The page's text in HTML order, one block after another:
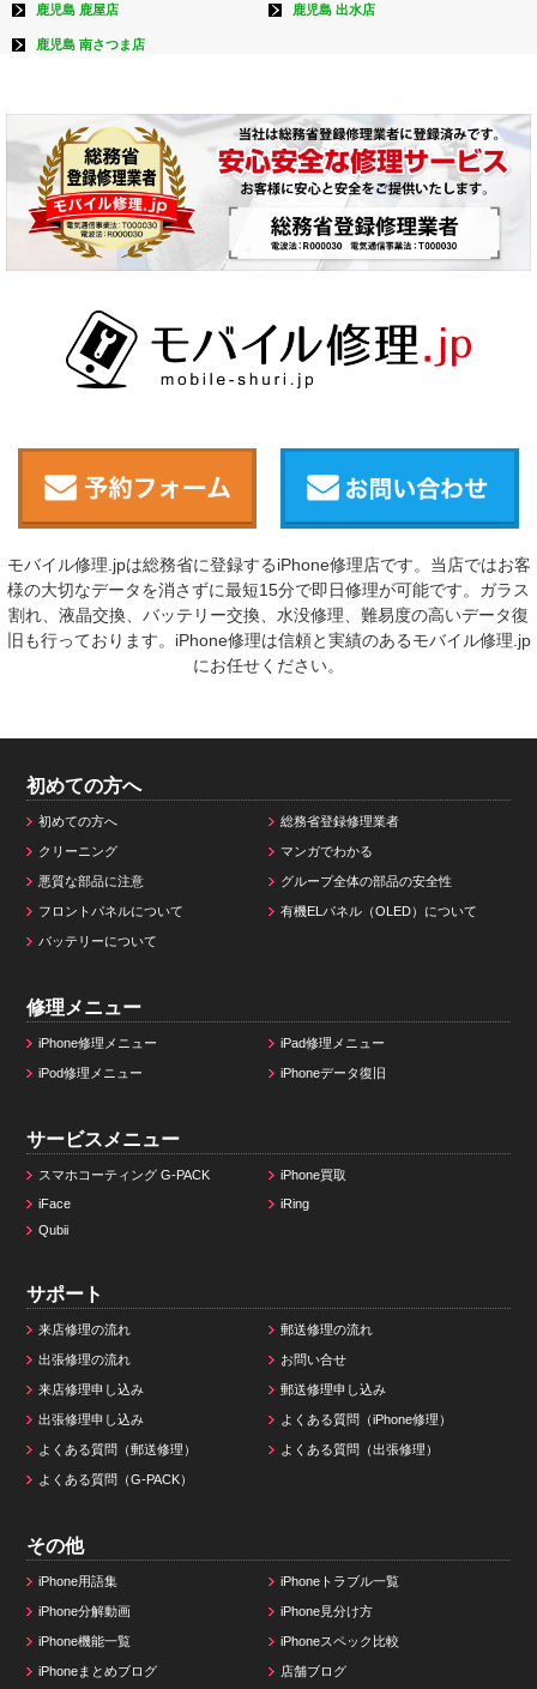
鹿児島 鹿屋店 鹿児島 出水店
鹿児島 南さつま店
モバイル修理.jpは総務省に登録するiPhone修理店です。当店ではお客
様の大切なデータを消さずに最短15分で即日修理が可能です。ガラス
割れ、液晶交換、バッテリー交換、水没修理、難易度の高いデータ復
旧も行っております。iPhone修理は信頼と実績のあるモバイル修理.jp
にお任せください。
初めての方へ
初めての方へ 総務省登録修理業者
クリーニング マンガでわかる
悪質な部品に注意 グループ全体の部品の安全性
フロントパネルについて 有機ELパネル（OLED）について
バッテリーについて
修理メニュー
iPhone修理メニュー iPad修理メニュー
iPod修理メニュー iPhoneデータ復旧
サービスメニュー
スマホコーティング G-PACK
iPhone買取
iFace
iRing
Qubii
サポート
来店修理の流れ 郵送修理の流れ
出張修理の流れ お問い合せ
来店修理申し込み 郵送修理申し込み
出張修理申し込み よくある質問（iPhone修理）
よくある質問（郵送修理） よくある質問（出張修理）
よくある質問（G-PACK）
その他
iPhone用語集 iPhoneトラブル一覧
iPhone分解動画 iPhone見分け方
iPhone機能一覧 iPhoneスペック比較
iPhoneまとめブログ 店舗ブログ